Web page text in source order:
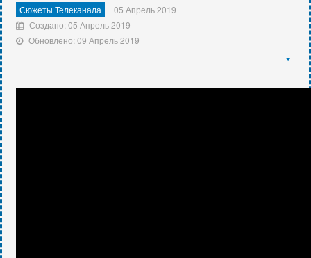
Сюжеты Телеканала
05 Апрель 2019
Создано: 05 Апрель 2019
Обновлено: 09 Апрель 2019